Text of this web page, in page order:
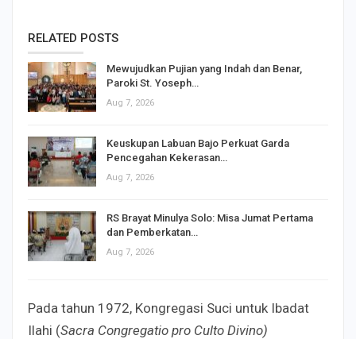
RELATED POSTS
Mewujudkan Pujian yang Indah dan Benar,
Paroki St. Yoseph…
Aug 7, 2026
Keuskupan Labuan Bajo Perkuat Garda
Pencegahan Kekerasan…
Aug 7, 2026
RS Brayat Minulya Solo: Misa Jumat Pertama
dan Pemberkatan…
Aug 7, 2026
Pada tahun 1972, Kongregasi Suci untuk Ibadat
Ilahi (Sacra Congregatio pro Culto Divino)